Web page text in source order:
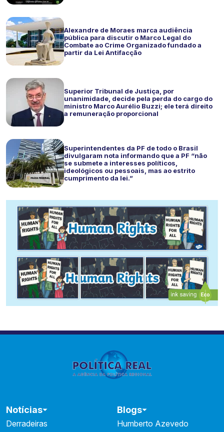
Alexandre de Moraes marca audiência
pública para discutir o Marco Legal do
Combate ao Crime Organizado fundado a
partir da Lei Antifacção
Superior Tribunal de Justiça, por
unanimidade, decide pela perda do cargo do
ministro Marco Aurélio Buzzi; ele terá direito
a remuneração proporcional
Superintendentes da PF de todo o Brasil
divulgaram nota informando que a PF “não
se submete a interesses políticos,
ideológicos ou pessoais, mas ao estrito
cumprimento da lei.”
Derradeiras
Notícias
Humberto Azevedo
Blogs